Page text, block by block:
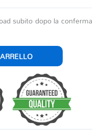
subito dopo la conferma